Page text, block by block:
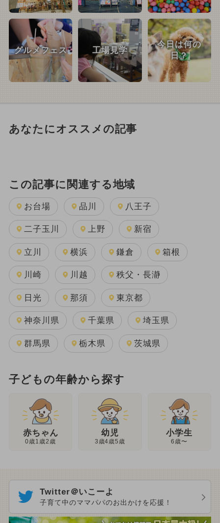
グルメフェス 工場見学
今日は何の
日？
あなたにオススメの記事
この記事に関連する地域
お台場 品川 八王子
二子玉川 上野 新宿
立川 横浜 鎌倉 箱根
川崎 川越 秩父・長瀞
日光 那須 東京都
神奈川県 千葉県 埼玉県
群馬県 栃木県 茨城県
子どもの年齢から探す
赤ちゃん
0歳1歳2歳
幼児
3歳4歳5歳
小学生
6歳〜
Twitter＠いこーよ
子育て中のママパパのお出かけを応援！